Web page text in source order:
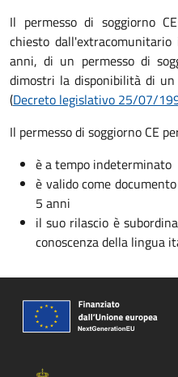
Il permesso di soggiorno
chiesto
anni, di un permesso di
dimostri la disponibilità di
(Decreto legislativo 25/07/
Il permesso di soggiorno CE
è a tempo indeterminato
è valido come
5 anni
il suo rilascio è
conoscenza della lingua